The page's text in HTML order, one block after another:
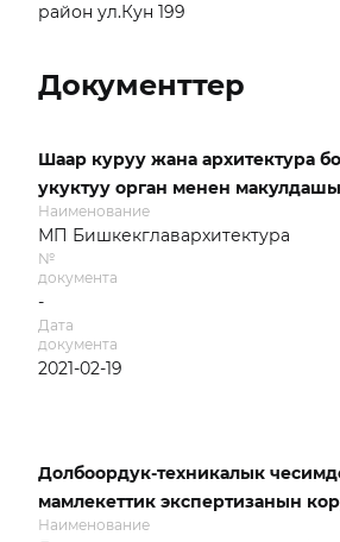
район ул.Кун 199
Документтер
Шаар куруу жана архитектура
укуктуу орган менен
Наименование
МП Бишкекглавархитектура
№
документа
-
Дата
документа
2021-02-19
Долбоордук-техникалык
мамлекеттик экспертизанын
Наименование